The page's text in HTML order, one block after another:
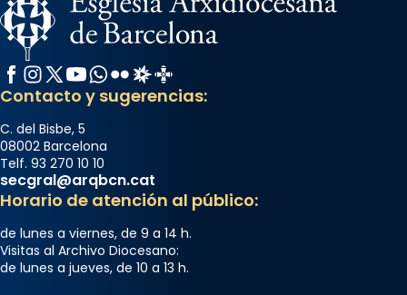
Semproniana, verges i màrtirs.
Acompanyant la història de sant Cugat, a
partir de l’Edat Mitjana sorgeix la tradició
que les santes Juliana (“relatiu a Júlia”) i
Semproniana (“relatiu a Semprònia =
eterna”) són deixebles seves. I l’any 1667, el
frare Joan Gaspar Roig, afirma en una obra
que les santes són filles de l’antiga Iluro.
Mataró en reivindicarà les relíq
...Ver más
Foto
Facebook
Instagram
X / Twitter
YouTube
WhatsApp
FlickrRadio Estel
Catalunya Cristiana
Contacto y sugerencias:
C. del Bisbe, 5
08002 Barcelona
Telf. 93 270 10 10
secgral@arqbcn.cat
Horario de atención al público:
de lunes a viernes, de 9 a 14 h.
Visitas al Archivo Diocesano:
de lunes a jueves, de 10 a 13 h.